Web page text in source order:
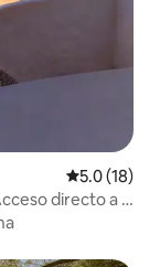
Calificación
5.0 (18)
directo a la